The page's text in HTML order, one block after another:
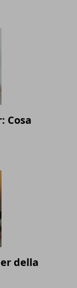
Cosa
della